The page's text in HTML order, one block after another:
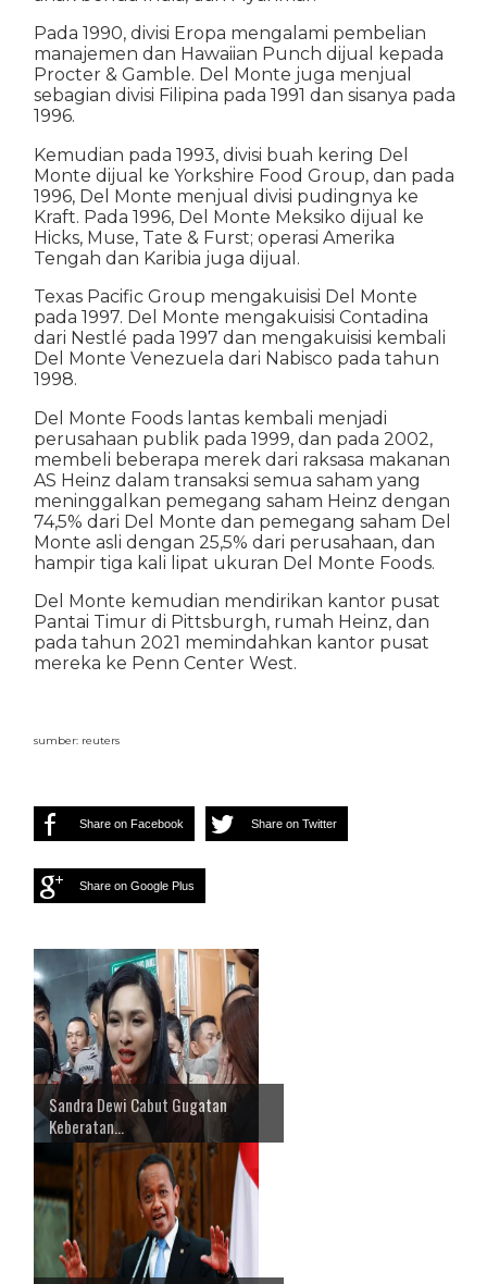
Pada 1990, divisi Eropa mengalami pembelian
manajemen dan Hawaiian Punch dijual kepada
Procter & Gamble. Del Monte juga menjual
sebagian divisi Filipina pada 1991 dan sisanya pada
1996.
Kemudian pada 1993, divisi buah kering Del
Monte dijual ke Yorkshire Food Group, dan pada
1996, Del Monte menjual divisi pudingnya ke
Kraft. Pada 1996, Del Monte Meksiko dijual ke
Hicks, Muse, Tate & Furst; operasi Amerika
Tengah dan Karibia juga dijual.
Texas Pacific Group mengakuisisi Del Monte
pada 1997. Del Monte mengakuisisi Contadina
dari Nestlé pada 1997 dan mengakuisisi kembali
Del Monte Venezuela dari Nabisco pada tahun
1998.
Del Monte Foods lantas kembali menjadi
perusahaan publik pada 1999, dan pada 2002,
membeli beberapa merek dari raksasa makanan
AS Heinz dalam transaksi semua saham yang
meninggalkan pemegang saham Heinz dengan
74,5% dari Del Monte dan pemegang saham Del
Monte asli dengan 25,5% dari perusahaan, dan
hampir tiga kali lipat ukuran Del Monte Foods.
Del Monte kemudian mendirikan kantor pusat
Pantai Timur di Pittsburgh, rumah Heinz, dan
pada tahun 2021 memindahkan kantor pusat
mereka ke Penn Center West.
sumber: reuters
Share on Facebook Share on Twitter
Share on Google Plus
Sandra Dewi Cabut Gugatan
Keberatan...